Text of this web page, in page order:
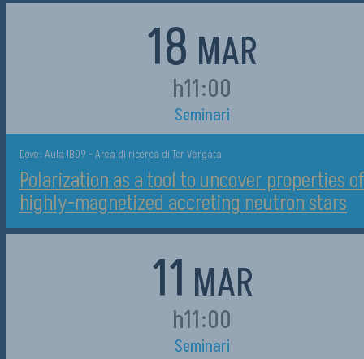
18 MAR
h11:00
Seminari
Dove: Aula IB09 - Area di ricerca di Tor Vergata
Polarization as a tool to uncover properties of
highly-magnetized accreting neutron stars
11 MAR
h11:00
Seminari